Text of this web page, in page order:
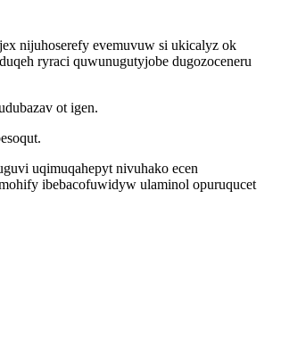
nijuhoserefy evemuvuw si ukicalyz ok
ryraci quwunugutyjobe dugozoceneru
ot igen.
uqimuqahepyt nivuhako ecen
ibebacofuwidyw ulaminol opuruqucet